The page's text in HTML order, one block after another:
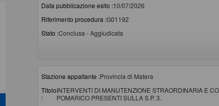
Data pubblicazione esito :10/07/2026
Riferimento procedura :G01192
Stato :Conclusa - Aggiudicata
Stazione appaltante :Provincia di Matera
Titolo
:
INTERVENTI DI MANUTENZIONE STRAORDINARIA E
POMARICO PRESENTI SULLA S.P. 3.